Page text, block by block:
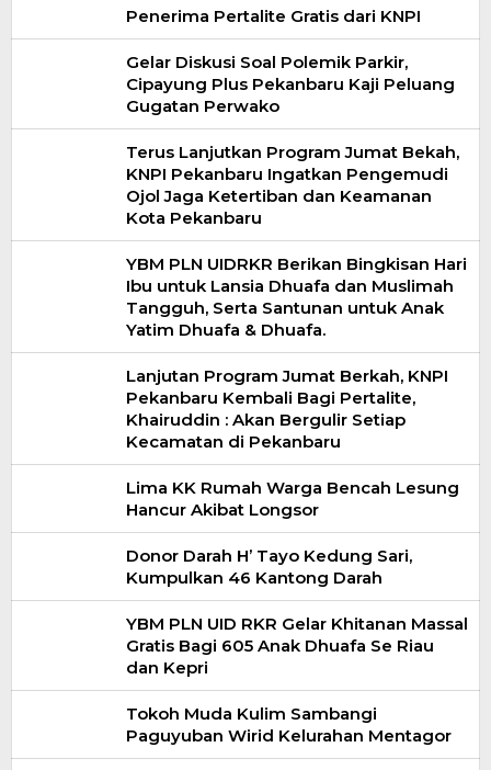
Penerima Pertalite Gratis dari KNPI
Gelar Diskusi Soal Polemik Parkir,
Cipayung Plus Pekanbaru Kaji Peluang
Gugatan Perwako
Terus Lanjutkan Program Jumat Bekah,
KNPI Pekanbaru Ingatkan Pengemudi
Ojol Jaga Ketertiban dan Keamanan
Kota Pekanbaru
YBM PLN UIDRKR Berikan Bingkisan Hari
Ibu untuk Lansia Dhuafa dan Muslimah
Tangguh, Serta Santunan untuk Anak
Yatim Dhuafa & Dhuafa.
Lanjutan Program Jumat Berkah, KNPI
Pekanbaru Kembali Bagi Pertalite,
Khairuddin : Akan Bergulir Setiap
Kecamatan di Pekanbaru
Lima KK Rumah Warga Bencah Lesung
Hancur Akibat Longsor
Donor Darah H’ Tayo Kedung Sari,
Kumpulkan 46 Kantong Darah
YBM PLN UID RKR Gelar Khitanan Massal
Gratis Bagi 605 Anak Dhuafa Se Riau
dan Kepri
Tokoh Muda Kulim Sambangi
Paguyuban Wirid Kelurahan Mentagor